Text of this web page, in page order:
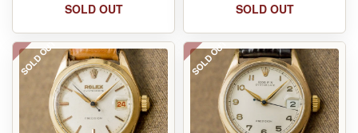
SOLD OUT SOLD OUT
SOLD OUT SOLD OUT